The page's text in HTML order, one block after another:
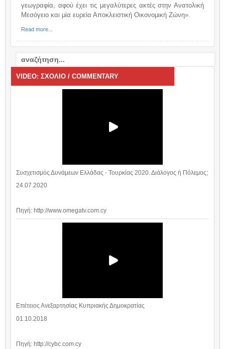
γεωγραφία, αφού έχει τις μεγαλύτερες ακτές στην Ανατολική
Μεσόγειο και μία ευρεία Αποκλειστική Οικονομική Ζώνη».
Read more...
VIDEO: ΣΧΟΛΙΟ / COMMENTARY
Συσχετισμός Δυνάμεων Ελλάδας - Τουρκίας 2020. Διάλογος ή Πόλεμος;
24.07.2020
Πηγή: http://www.omegatv.com.cy
Επέτειος Ανεξαρτησίας Κυπριακής Δημοκρατίας
01.10.2018
Πηγή: http://cybc.com.cy